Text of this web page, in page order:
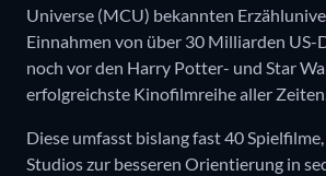
Universe (MCU) bekannten
Einnahmen von über 30 Milliarden US-
noch vor den Harry Potter- und Star
erfolgreichste Kinofilmreihe aller Zeiten.
Diese umfasst bislang fast 40
Studios zur besseren Orientierung in